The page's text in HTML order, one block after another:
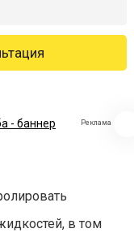
Реклама
в том